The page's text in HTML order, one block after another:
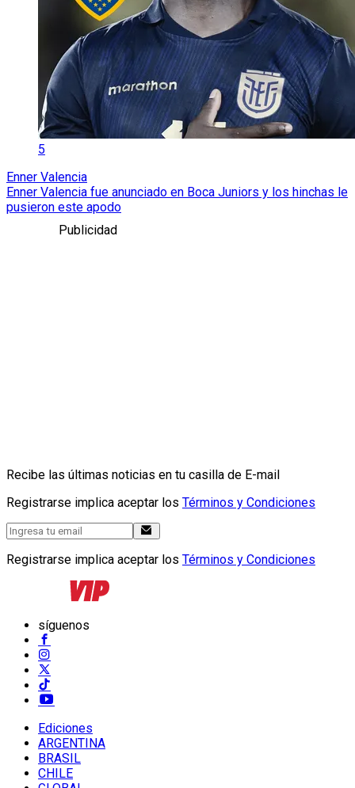
5
Enner Valencia
Enner Valencia fue anunciado en Boca Juniors y los hinchas le
pusieron este apodo
Publicidad
Recibe las últimas noticias en tu casilla de E-mail
Registrarse implica aceptar los Términos y Condiciones
Registrarse implica aceptar los Términos y Condiciones
síguenos
Ediciones
ARGENTINA
BRASIL
CHILE